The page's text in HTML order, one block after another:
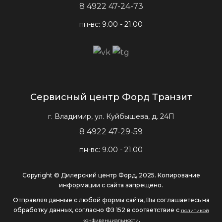
8 4922 47-24-73
пн-вс: 9.00 - 21.00
Сервисный центр Форд Транзит
г. Владимир, ул. Куйбышева, д. 24П
8 4922 47-29-59
пн-вс: 9.00 - 21.00
Copyright © Дилерский центр Форд, 2025. Копирование
информации с сайта запрещено.
Отправляя данные с любой формы сайта, Вы соглашаетесь на
обработку данных, согласно ФЗ 152 в соответствие с политикой
конфиденциальности.